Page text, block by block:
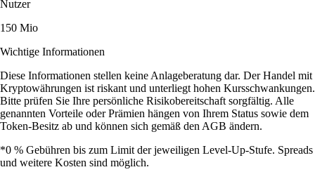
Nutzer
150 Mio
Wichtige Informationen
Diese Informationen stellen keine Anlageberatung dar. Der Handel mit
Kryptowährungen ist riskant und unterliegt hohen Kursschwankungen.
Bitte prüfen Sie Ihre persönliche Risikobereitschaft sorgfältig. Alle
genannten Vorteile oder Prämien hängen von Ihrem Status sowie dem
Token-Besitz ab und können sich gemäß den AGB ändern.
*0 % Gebühren bis zum Limit der jeweiligen Level-Up-Stufe. Spreads
und weitere Kosten sind möglich.